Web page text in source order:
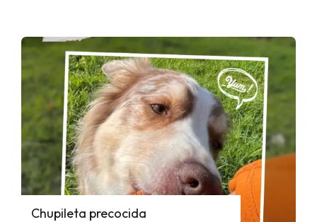
Chupileta precocida